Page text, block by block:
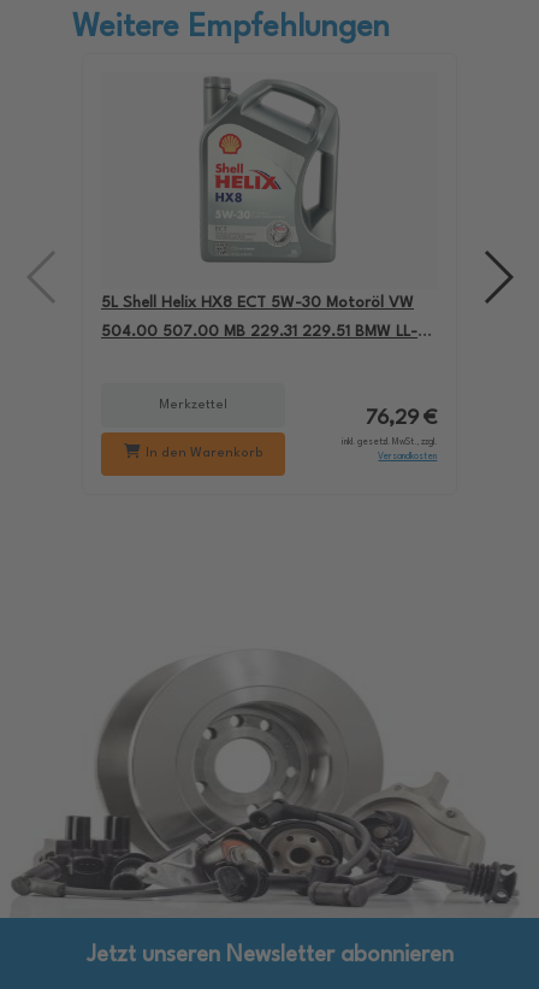
Weitere Empfehlungen
5L Shell Helix HX8 ECT 5W-30 Motoröl VW
504.00 507.00 MB 229.31 229.51 BMW LL-04
Merkzettel
In den Warenkorb
76,29 €
inkl. gesetzl. MwSt., zzgl.
Versandkosten
Jetzt unseren Newsletter abonnieren